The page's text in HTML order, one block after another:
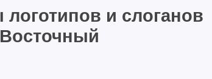
и слоганов